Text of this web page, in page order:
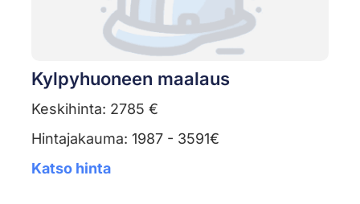
Kylpyhuoneen maalaus
Keskihinta: 2785 €
Hintajakauma: 1987 - 3591€
Katso hinta